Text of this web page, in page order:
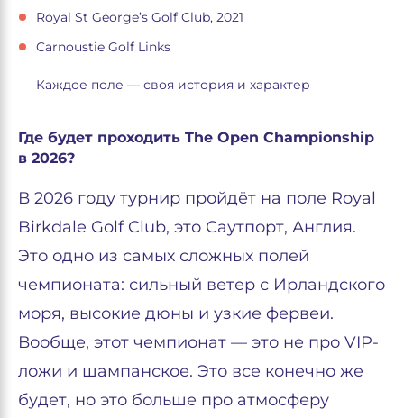
Royal St George’s Golf Club, 2021
Carnoustie Golf Links
Каждое поле — своя история и характер
Где будет проходить The Open Championship
в 2026?
В 2026 году турнир пройдёт на поле Royal
Birkdale Golf Club, это Саутпорт, Англия.
Это одно из самых сложных полей
чемпионата: сильный ветер с Ирландского
моря, высокие дюны и узкие фервеи.
Вообще, этот чемпионат — это не про VIP-
ложи и шампанское. Это все конечно же
будет, но это больше про атмосферу